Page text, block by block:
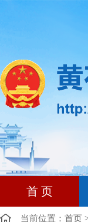
首 页
当前位置： 首页